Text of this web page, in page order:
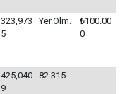
323,973
5
Yer.Olm.
₺100.00
0
425,040
9
82.315 -